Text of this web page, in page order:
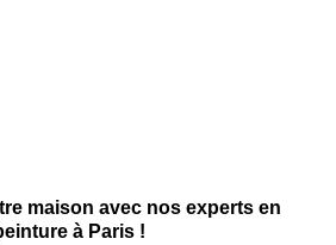
maison avec nos experts en
à Paris !